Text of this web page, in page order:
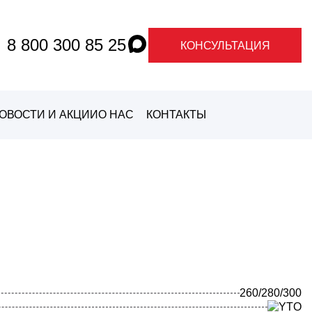
8 800 300 85 25 КОНСУЛЬТАЦИЯ
И АКЦИИО НАС КОНТАКТЫ
260/280/300